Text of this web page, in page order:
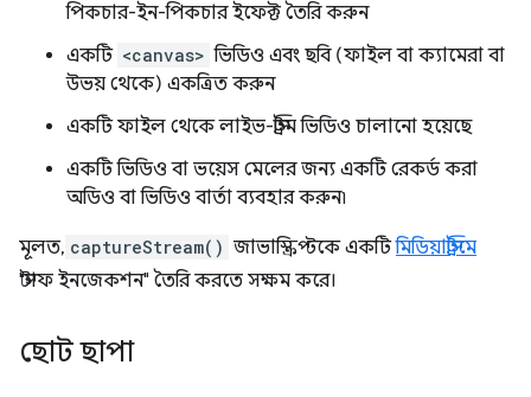
পিকচার-ইন-পিকচার ইফেক্ট তৈরি করুন
একটি <canvas> ভিডিও এবং ছবি (ফাইল বা ক্যামেরা বা
উভয় থেকে) একত্রিত করুন
একটি ফাইল থেকে লাইভ-স্ট্রিম ভিডিও চালানো হয়েছে
একটি ভিডিও বা ভয়েস মেলের জন্য একটি রেকর্ড করা
অডিও বা ভিডিও বার্তা ব্যবহার করুন৷
মূলত, captureStream() জাভাস্ক্রিপ্টকে একটিমিডিয়াস্ট্রিমে
"স্টাফ ইনজেকশন" তৈরি করতে সক্ষম করে।
ছোট ছাপা